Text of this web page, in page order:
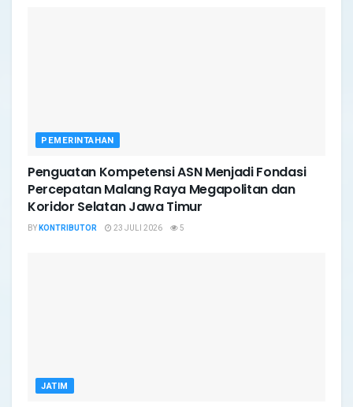
PEMERINTAHAN
Penguatan Kompetensi ASN Menjadi Fondasi
Percepatan Malang Raya Megapolitan dan
Koridor Selatan Jawa Timur
BYKONTRIBUTOR 23 JULI 2026 5
JATIM